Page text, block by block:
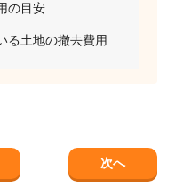
の目安
る土地の撤去費用
次へ